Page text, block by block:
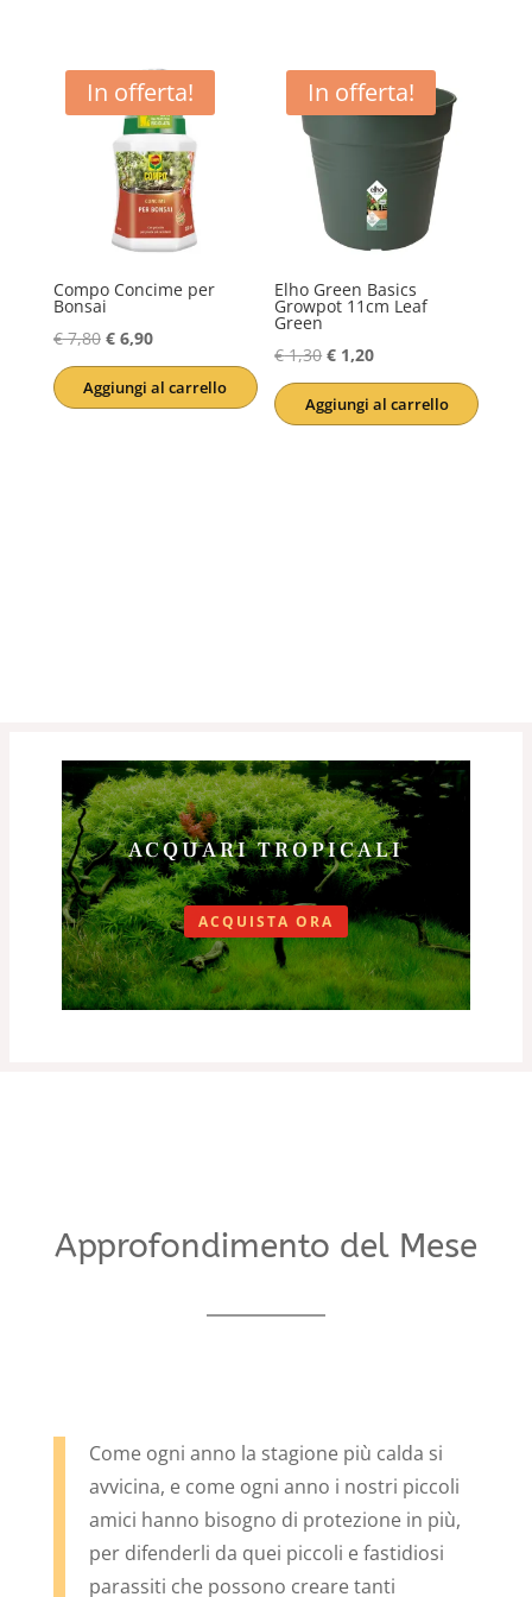
In offerta!
Compo Concime per
Bonsai
€7,80 Il
prezzo
originale
€6,90Il
prezzo
attuale
Aggiungi al carrello
In offerta!
Elho Green Basics
Growpot 11cm Leaf
Green
€1,30 Il
prezzo
originale
€ 1,20Il
prezzo
attuale
Aggiungi al carrello
ACQUARI TROPICALI
ACQUISTA ORA
Approfondimento del Mese
Come ogni anno la stagione più calda si
avvicina, e come ogni anno i nostri piccoli
amici hanno bisogno di protezione in più,
per difenderli da quei piccoli e fastidiosi
parassiti che possono creare tanti